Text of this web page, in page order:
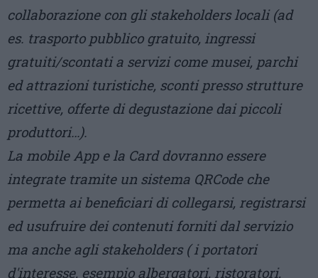
collaborazione con gli stakeholders locali (ad
es. trasporto pubblico gratuito, ingressi
gratuiti/scontati a servizi come musei, parchi
ed attrazioni turistiche, sconti presso strutture
ricettive, offerte di degustazione dai piccoli
produttori…).
La mobile App e la Card dovranno essere
integrate tramite un sistema QRCode che
permetta ai beneficiari di collegarsi, registrarsi
ed usufruire dei contenuti forniti dal servizio
ma anche agli stakeholders ( i portatori
d'interesse, esempio albergatori, ristoratori,